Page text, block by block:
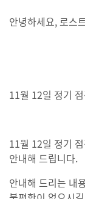
안녕하세요, 로스
11월 12일 정기
11월 12일 정기
안내해 드립니다.
안내해 드리는 내